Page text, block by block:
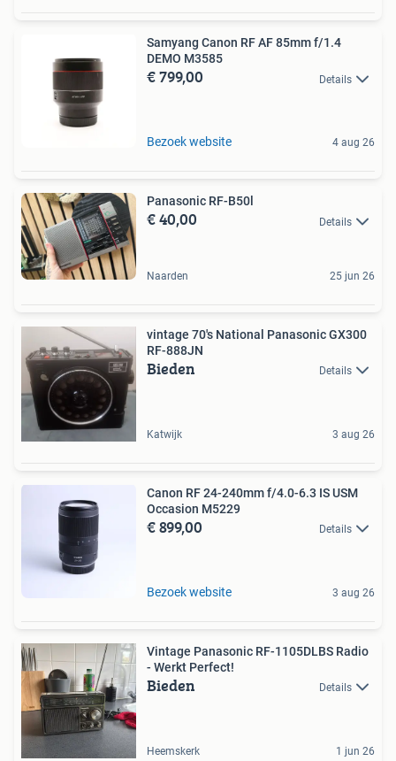
Samyang Canon RF AF 85mm f/1.4
DEMO M3585
€ 799,00 Details
Bezoek website 4 aug 26
Panasonic RF-B50l
€ 40,00 Details
Naarden 25 jun 26
vintage 70's National Panasonic GX300
RF-888JN
Bieden Details
Katwijk 3 aug 26
Canon RF 24-240mm f/4.0-6.3 IS USM
Occasion M5229
€ 899,00 Details
Bezoek website 3 aug 26
Vintage Panasonic RF-1105DLBS Radio
- Werkt Perfect!
Bieden Details
Heemskerk 1 jun 26